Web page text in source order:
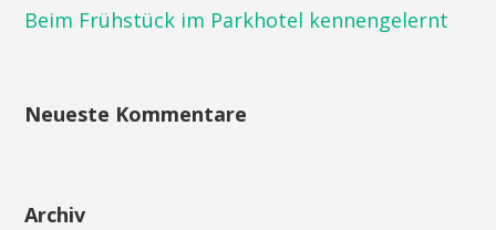
Beim Frühstück im Parkhotel kennengelernt
Neueste Kommentare
Archiv